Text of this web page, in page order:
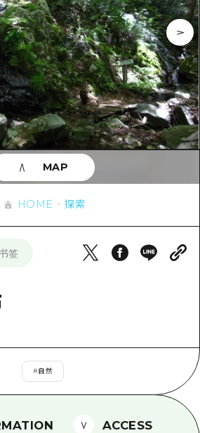
·庙会
·酒水
行车
生活
官方向导
随意旅行
市内
边
行
天
天
市内
了
口
息
游览门票
免费无线上网
HOME 探索
签
#自然
MAP
ACCESS